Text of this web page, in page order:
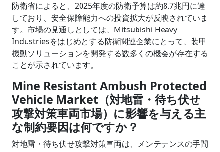
防衛省によると、2025年度の防衛予算は約8.7兆円に達
しており、安全保障能力への投資拡大が反映されていま
す。市場の見通しとしては、Mitsubishi Heavy
Industriesをはじめとする防衛関連企業にとって、装甲
機動ソリューションを開発する数多くの機会が存在する
ことが示されています。
Mine Resistant Ambush Protected
Vehicle Market（対地雷・待ち伏せ
攻撃対策車両市場）に影響を与える主
な制約要因は何ですか？
対地雷・待ち伏せ攻撃対策車両は、メンテナンスの手間